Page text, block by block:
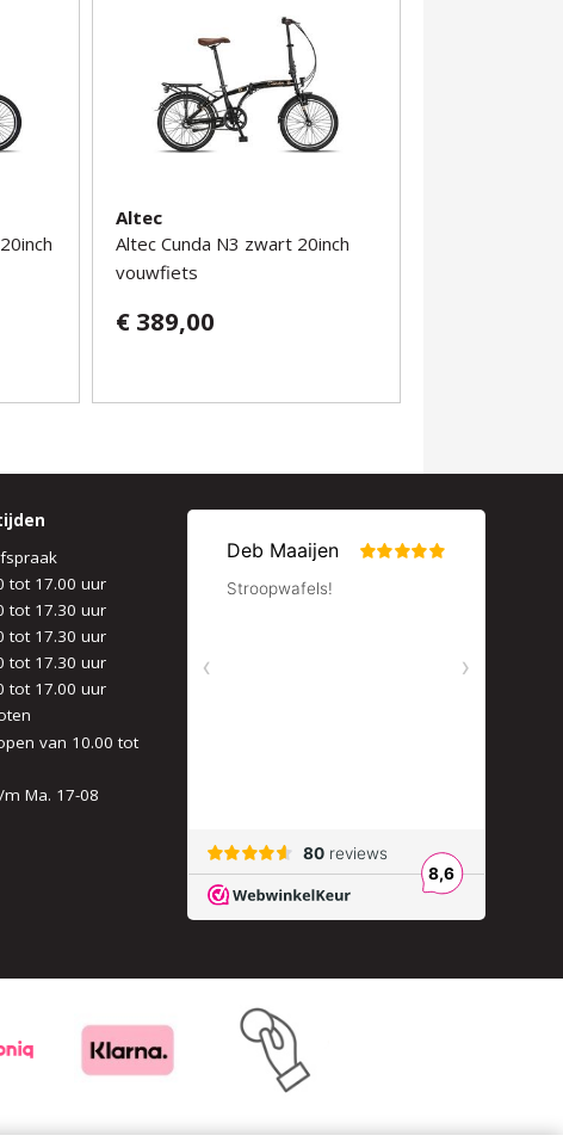
Altec
Altec Cunda N3 zwart 20inch
vouwfiets
€ 389,00
tot 17.00 uur
tot 17.30 uur
tot 17.30 uur
tot 17.30 uur
tot 17.00 uur
van 10.00 tot
Ma. 17-08